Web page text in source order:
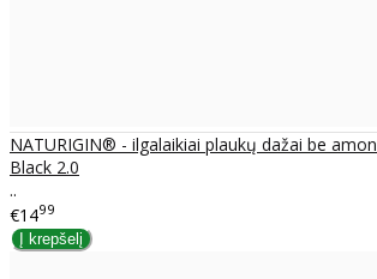
NATURIGIN® - ilgalaikiai plaukų dažai be
Black 2.0
..
€1499